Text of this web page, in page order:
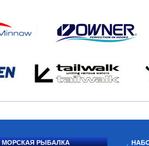
МОРСКАЯ РЫБАЛКА